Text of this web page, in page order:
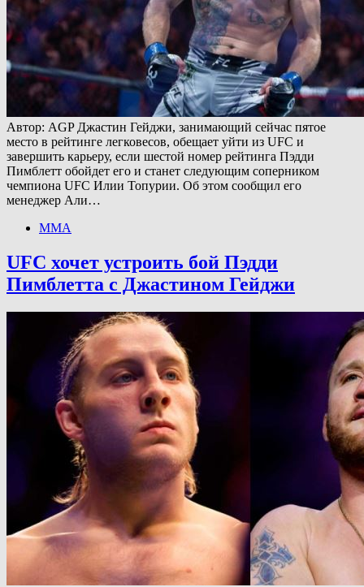
Автор: AGP Джастин Гейджи, занимающий сейчас пятое
место в рейтинге легковесов, обещает уйти из UFC и
завершить карьеру, если шестой номер рейтинга Пэдди
Пимблетт обойдет его и станет следующим соперником
чемпиона UFC Илии Топурии. Об этом сообщил его
менеджер Али…
ММА
UFC хочет устроить бой Пэдди
Пимблетта с Джастином Гейджи